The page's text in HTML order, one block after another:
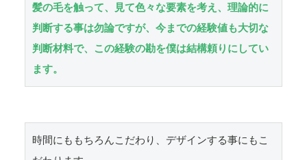
髪の毛を触って、見て色々な要素を考え、理論的に
判断する事は勿論ですが、今までの経験値も大切な
判断材料で、この経験の勘を僕は結構頼りにしてい
ます。
時間にももちろんこだわり、デザインする事にもこ